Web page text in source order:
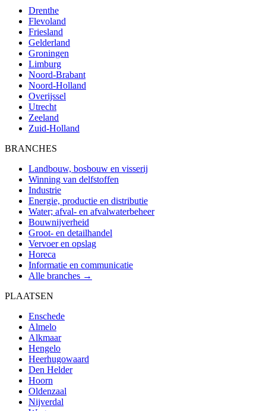
Drenthe
Flevoland
Friesland
Gelderland
Groningen
Limburg
Noord-Brabant
Noord-Holland
Overijssel
Utrecht
Zeeland
Zuid-Holland
BRANCHES
Landbouw, bosbouw en visserij
Winning van delfstoffen
Industrie
Energie, productie en distributie
Water; afval- en afvalwaterbeheer
Bouwnijverheid
Groot- en detailhandel
Vervoer en opslag
Horeca
Informatie en communicatie
Alle branches →
PLAATSEN
Enschede
Almelo
Alkmaar
Hengelo
Heerhugowaard
Den Helder
Hoorn
Oldenzaal
Nijverdal